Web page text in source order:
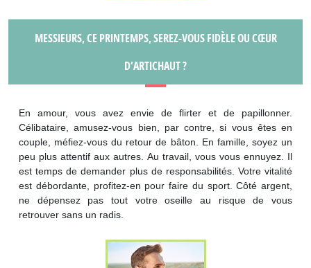
MESSIEURS, CE PRINTEMPS, SEREZ-VOUS FIDÈLE OU CŒUR
D’ARTICHAUT ?
En amour, vous avez envie de flirter et de papillonner.
Célibataire, amusez-vous bien, par contre, si vous êtes en
couple, méfiez-vous du retour de bâton. En famille, soyez un
peu plus attentif aux autres. Au travail, vous vous ennuyez. Il
est temps de demander plus de responsabilités. Votre vitalité
est débordante, profitez-en pour faire du sport. Côté argent,
ne dépensez pas tout votre oseille au risque de vous
retrouver sans un radis.